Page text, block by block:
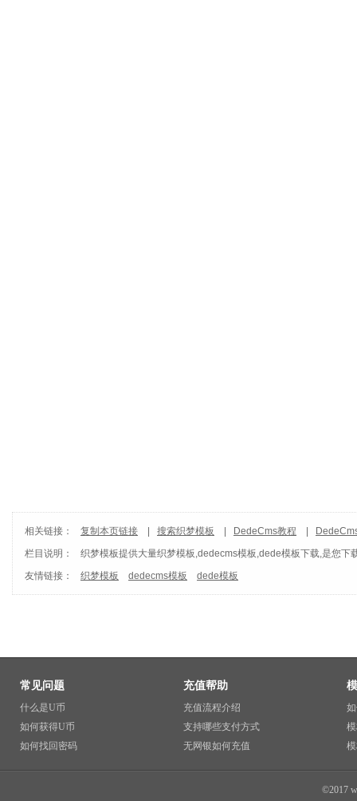
相关链接： 复制本页链接 搜索织梦模板 DedeCms教程
栏目说明：
织梦模板提供大量织梦模板,dedecms模板,dede模板下载,是您
友情链接：
织梦模板 dedecms模板 dede模板
常见问题
什么是U币
如何获得U币
如何找回密码
充值帮助
充值流程介绍
支持哪些支付方式
无网银如何充值
©2017